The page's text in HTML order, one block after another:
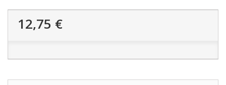
12,75 €